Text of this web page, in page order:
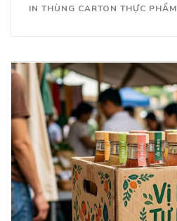
IN THÙNG CARTON THỰC PHẨM